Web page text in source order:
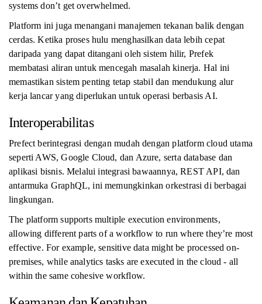
systems don’t get overwhelmed.
Platform ini juga menangani manajemen tekanan balik dengan
cerdas. Ketika proses hulu menghasilkan data lebih cepat
daripada yang dapat ditangani oleh sistem hilir, Prefek
membatasi aliran untuk mencegah masalah kinerja. Hal ini
memastikan sistem penting tetap stabil dan mendukung alur
kerja lancar yang diperlukan untuk operasi berbasis AI.
Interoperabilitas
Prefect berintegrasi dengan mudah dengan platform cloud utama
seperti AWS, Google Cloud, dan Azure, serta database dan
aplikasi bisnis. Melalui integrasi bawaannya, REST API, dan
antarmuka GraphQL, ini memungkinkan orkestrasi di berbagai
lingkungan.
The platform supports multiple execution environments,
allowing different parts of a workflow to run where they’re most
effective. For example, sensitive data might be processed on-
premises, while analytics tasks are executed in the cloud - all
within the same cohesive workflow.